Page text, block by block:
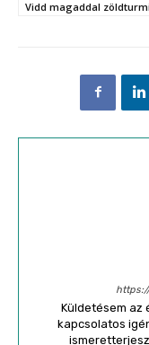
Vidd magaddal
Küldetésem az
kapcsolatos